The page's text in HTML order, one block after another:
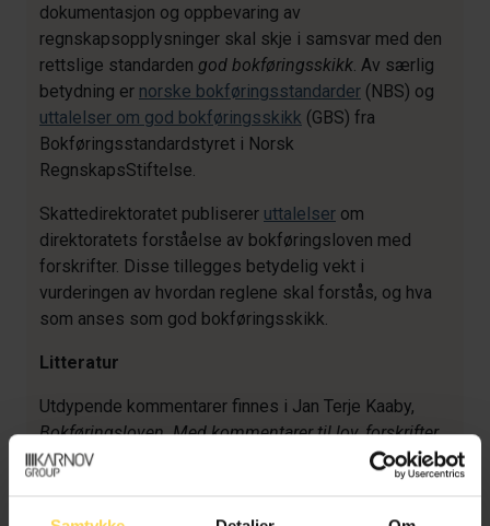
dokumentasjon og oppbevaring av
regnskapsopplysninger skal skje i samsvar med den
rettslige standarden god bokføringsskikk. Av særlig
betydning er norske bokføringsstandarder (NBS) og
uttalelser om god bokføringsskikk (GBS) fra
Bokføringsstandardstyret i Norsk
RegnskapsStiftelse.
Skattedirektoratet publiserer uttalelser om
direktoratets forståelse av bokføringsloven med
forskrifter. Disse tillegges betydelig vekt i
vurderingen av hvordan reglene skal forstås, og hva
som anses som god bokføringsskikk.
Litteratur
Utdypende kommentarer finnes i Jan Terje Kaaby,
Bokføringsloven. Med kommentarer til lov, forskrifter
og god bokføringsskikk
, 4. utg., Fagbokforlaget, 2025
(forkortet Kaaby (2025)). Forlagets nettside om